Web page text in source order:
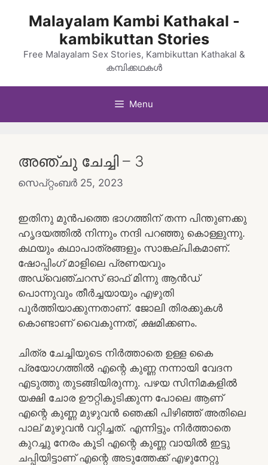
Malayalam Kambi Kathakal -
kambikuttan Stories
Free Malayalam Sex Stories, Kambikuttan Kathakal &
കമ്പിക്കഥകൾ
Menu
അഞ്ചു ചേച്ചി – 3
സെപ്റ്റംബർ 25, 2023
ഇതിനു മുൻപത്തെ ഭാഗത്തിന് തന്ന പിന്തുണക്കു
ഹൃദയത്തിൽ നിന്നും നന്ദി പറഞ്ഞു കൊള്ളുന്നു.
കഥയും കഥാപാത്രങ്ങളും സാങ്കല്പികമാണ്‌.
ഷോപ്പിംഗ് മാളിലെ പ്രണയവും
അഡ്വെഞ്ചറസ് ഓഫ് മിന്നു ആൻഡ്
പൊന്നുവും തീർച്ചയായും എഴുതി
പൂർത്തിയാക്കുന്നതാണ്. ജോലി തിരക്കുകൾ
കൊണ്ടാണ് വൈകുന്നത്, ക്ഷമിക്കണം.
ചിത്ര ചേച്ചിയുടെ നിർത്താതെ ഉള്ള കൈ
പ്രയോഗത്തിൽ എന്റെ കുണ്ണ നന്നായി വേദന
എടുത്തു തുടങ്ങിയിരുന്നു. പഴയ സിനിമകളിൽ
യക്ഷി ചോര ഊറ്റികുടിക്കുന്ന പോലെ ആണ്
എന്റെ കുണ്ണ മുഴുവൻ ഞെക്കി പിഴിഞ്ഞ് അതിലെ
പാല് മുഴുവൻ വറ്റിച്ചത്. എന്നിട്ടും നിർത്താതെ
കുറച്ചു നേരം കൂടി എന്റെ കുണ്ണ വായിൽ ഇട്ടു
ചപ്പിയിട്ടാണ് എന്റെ അടുത്തേക്ക് എഴുനേറ്റു